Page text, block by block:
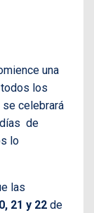
una
los
se celebrará
días de
lo
las
21 y 22 de